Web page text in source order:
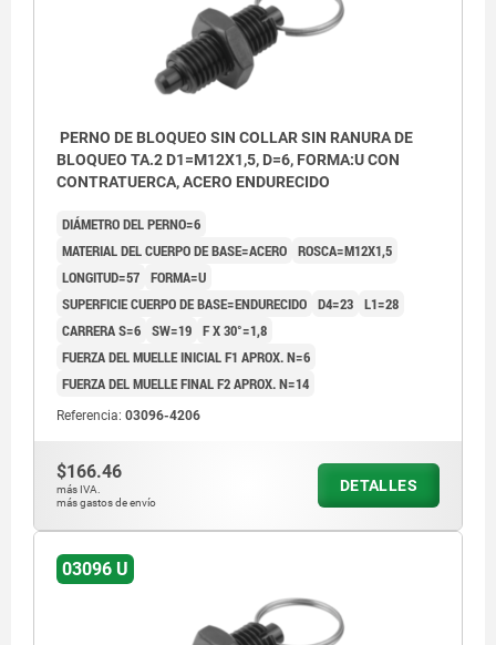
PERNO DE BLOQUEO SIN COLLAR SIN RANURA DE
BLOQUEO TA.2 D1=M12X1,5, D=6, FORMA:U CON
CONTRATUERCA, ACERO ENDURECIDO
DIÁMETRO DEL PERNO=6
MATERIAL DEL CUERPO DE BASE=ACERO ROSCA=M12X1,5
LONGITUD=57 FORMA=U
SUPERFICIE CUERPO DE BASE=ENDURECIDO D4=23 L1=28
CARRERA S=6 SW=19 F X 30°=1,8
FUERZA DEL MUELLE INICIAL F1 APROX. N=6
FUERZA DEL MUELLE FINAL F2 APROX. N=14
Referencia: 03096-4206
$166.46
más IVA.
más gastos de envío
DETALLES
03096 U